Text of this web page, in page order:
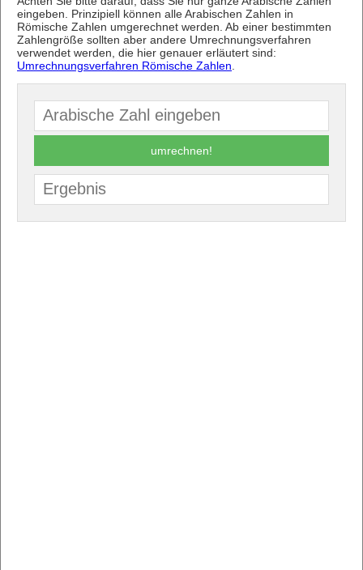
eingeben. Prinzipiell können alle Arabischen Zahlen in
Römische Zahlen umgerechnet werden. Ab einer bestimmten
Zahlengröße sollten aber andere Umrechnungsverfahren
verwendet werden, die hier genauer erläutert sind:
Umrechnungsverfahren Römische Zahlen
umrechnen!